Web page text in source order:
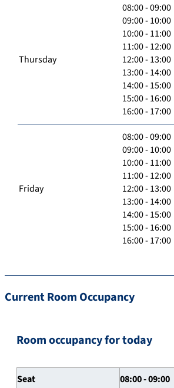
Thursday
08:00 - 09:00
09:00 - 10:00
10:00 - 11:00
11:00 - 12:00
12:00 - 13:00
13:00 - 14:00
14:00 - 15:00
15:00 - 16:00
16:00 - 17:00
Friday
08:00 - 09:00
09:00 - 10:00
10:00 - 11:00
11:00 - 12:00
12:00 - 13:00
13:00 - 14:00
14:00 - 15:00
15:00 - 16:00
16:00 - 17:00
Current Room Occupancy
Room occupancy for today
Seat 08:00 - 09:00